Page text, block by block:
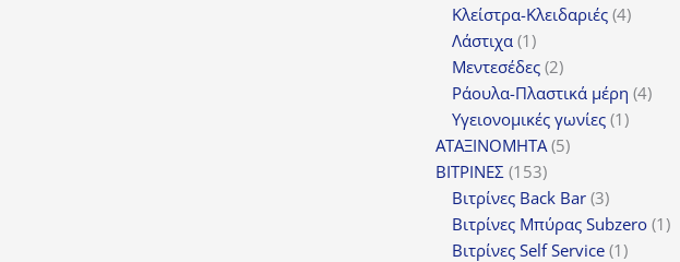
Κλείστρα-Κλειδαριές 44
Λάστιχα 11
προϊόν
Μεντεσέδες 22
προϊόντα
Ράουλα-Πλαστικά μέρη 44
Υγειονομικές γωνίες 11
ΑΤΑΞΙΝΟΜΗΤΑ 55
ΒΙΤΡΙΝΕΣ 153153
προϊόντα
Βιτρίνες Back Bar 33
προϊόντα
Βιτρίνες Mπύρας Subzero 11
Βιτρίνες Self Service 11